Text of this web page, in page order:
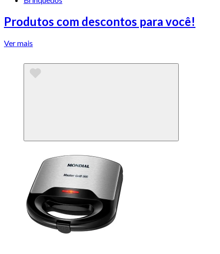
Produtos com descontos para você!
Ver mais